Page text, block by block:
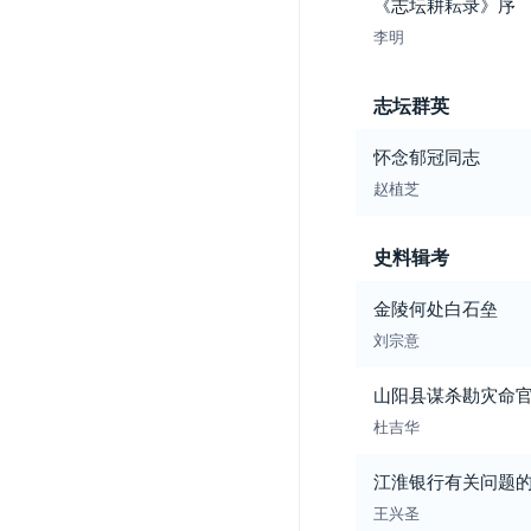
李明
志坛群英
怀念郁冠同志
赵植芝
史料辑考
金陵何处白石垒
刘宗意
山阳县谋杀勘灾命
杜吉华
江淮银行有关问题
王兴圣